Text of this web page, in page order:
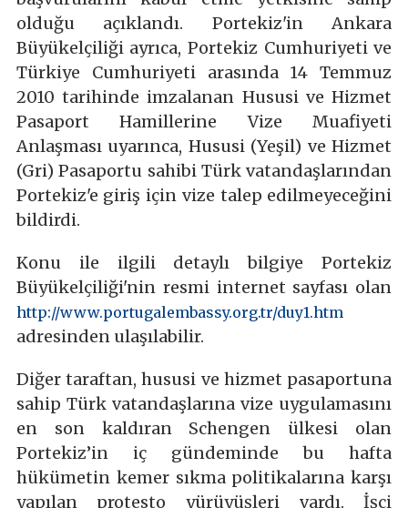
olduğu açıklandı. Portekiz'in Ankara
Büyükelçiliği ayrıca, Portekiz Cumhuriyeti ve
Türkiye Cumhuriyeti arasında 14 Temmuz
2010 tarihinde imzalanan Hususi ve Hizmet
Pasaport Hamillerine Vize Muafiyeti
Anlaşması uyarınca, Hususi (Yeşil) ve Hizmet
(Gri) Pasaportu sahibi Türk vatandaşlarından
Portekiz'e giriş için vize talep edilmeyeceğini
bildirdi.
Konu ile ilgili detaylı bilgiye Portekiz
Büyükelçiliği'nin resmi internet sayfası olan
http://www.portugalembassy.org.tr/duy1.htm
adresinden ulaşılabilir.
Diğer taraftan, hususi ve hizmet pasaportuna
sahip Türk vatandaşlarına vize uygulamasını
en son kaldıran Schengen ülkesi olan
Portekiz’in iç gündeminde bu hafta
hükümetin kemer sıkma politikalarına karşı
yapılan protesto yürüyüşleri vardı. İşçi